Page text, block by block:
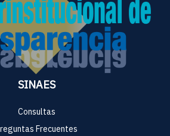
SINAES
Consultas
Frecuentes